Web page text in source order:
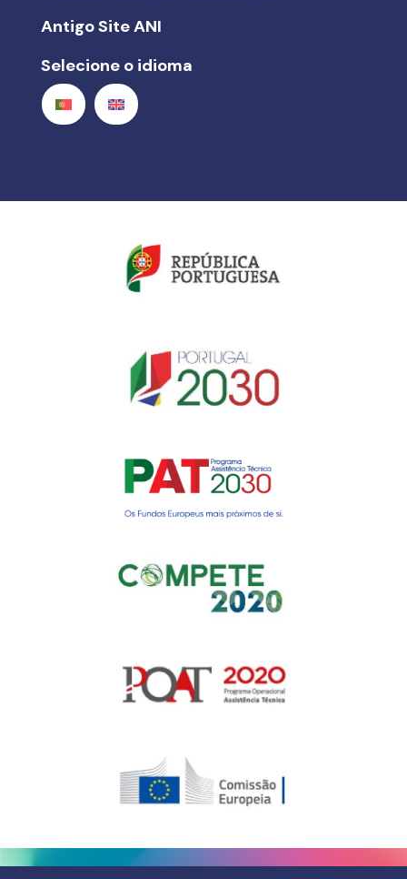
Gerir o Consentimento de
Cookies
Consentir com essas tecnologias nos permitirá processar dados, como
comportamento de navegação ou IDs exclusivos neste site. Não consentir
ou retirar o consentimento pode afetar negativamante certos recursos e
Gerir serviços
Antigo Site ANI
Selecione o idioma